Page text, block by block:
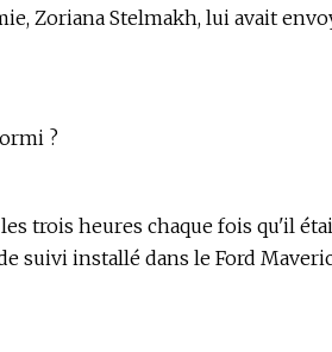
Zoriana Stelmakh, lui avait
?
trois heures chaque fois qu'il
suivi installé dans le Ford